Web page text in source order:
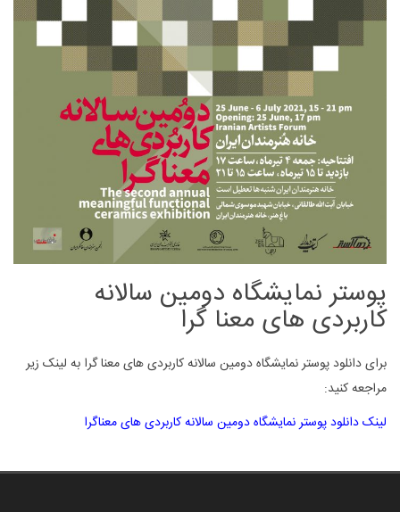
پوستر نمایشگاه دومین سالانه
کاربردی های معنا گرا
برای دانلود پوستر نمایشگاه دومین سالانه کاربردی های معنا گرا به لینک زیر
مراجعه کنید:
لینک دانلود پوستر نمایشگاه دومین سالانه کاربردی های معناگرا